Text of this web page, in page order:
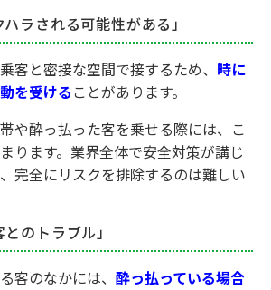
ラされる可能性がある」
客と密接な空間で接するため、 時に
を受ける ことがあります。
や酔っ払った客を乗せる際には、こ
ります。業界全体で安全対策が講じ
完全にリスクを排除するのは難しい
のトラブル」
客のなかには、 酔っ払っている場合